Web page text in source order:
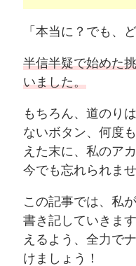
「本当に？でも、
半信半疑で始めた
いました。
もちろん、道のり
ないボタン、何度
えた末に、私のア
今でも忘れられませ
この記事では、私
書き記していきま
えるよう、全力で
けましょう！